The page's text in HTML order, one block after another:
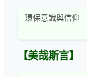
環保意識與信仰
【美哉斯言】